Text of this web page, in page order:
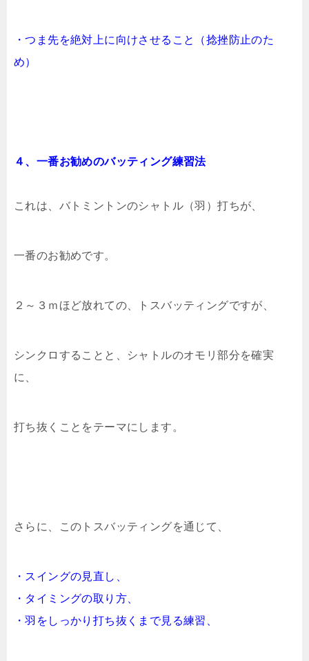
・つま先を絶対上に向けさせること
（捻挫防止のた
め）
４、一番お勧めのバッティング練習法
これは、バトミントンのシャトル（羽）打ちが、
一番のお勧めです。
２～３ｍほど放れての、トスバッティングですが、
シンクロすることと、シャトルのオモリ部分を確実
に、
打ち抜くことをテーマにします。
さらに、このトスバッティングを通じて、
・スイングの見直し、
・タイミングの取り方、
・羽をしっかり打ち抜くまで見る練習、